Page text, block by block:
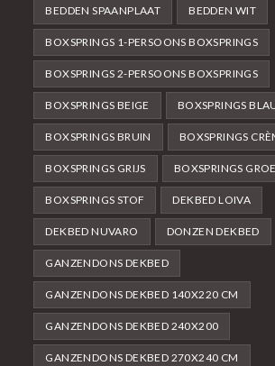
BEDDEN SPAANPLAAT BEDDEN WIT
BOXSPRINGS 1-PERSOONS BOXSPRINGS
BOXSPRINGS 2-PERSOONS BOXSPRINGS
BOXSPRINGS BEIGE BOXSPRINGS
BOXSPRINGS BRUIN BOXSPRINGS
BOXSPRINGS GRIJS BOXSPRINGS
BOXSPRINGS STOF DEKBED LOIVA
DEKBED NUVARO DONZEN DEKBED
GANZENDONS DEKBED
GANZENDONS DEKBED 140X220 CM
GANZENDONS DEKBED 240X200
GANZENDONS DEKBED 270X240 CM